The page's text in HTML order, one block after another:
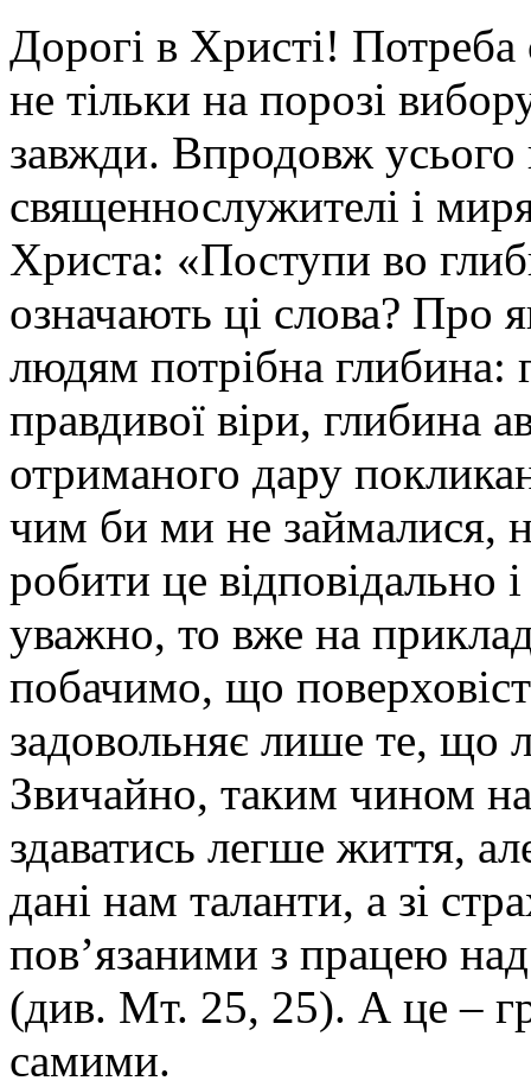
Дорогі в Христі!
не тільки на порозі
завжди. Впродовж
священнослужителі і
Христа: «Поступи во
означають ці слова? Про
людям потрібна глибина:
правдивої віри, глибина
отриманого дару
чим би ми не займалися,
робити це
уважно, то вже на
побачимо, що
задовольняє лише те, що
Звичайно, таким чином
здаватись легше життя,
дані нам таланти, а зі
пов’язаними з працею
(див. Мт. 25, 25). А це –
самими.